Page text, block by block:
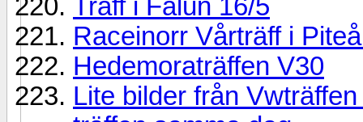
Träff i Falun 16/5
Raceinorr Vårträff i
Hedemoraträffen V30
Lite bilder från